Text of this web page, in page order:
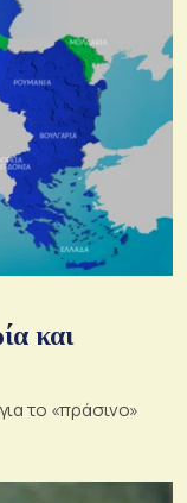
και
το «πράσινο»